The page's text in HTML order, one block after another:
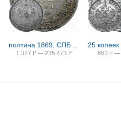
1 327 ₽ — 235 473 ₽ 663 ₽ —